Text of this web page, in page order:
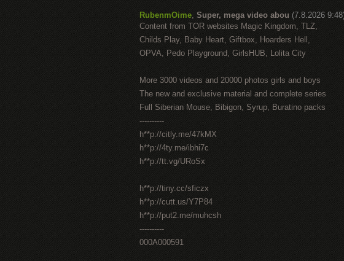
RubenmOime, Super, mega video abou (7.8.2026
Content from TOR websites Magic Kingdom, TLZ,
Childs Play, Baby Heart, Giftbox, Hoarders Hell,
OPVA, Pedo Playground, GirlsHUB, Lolita City
More 3000 videos and 20000 photos girls and boys
The new and exclusive material and complete series
Full Siberian Mouse, Bibigon, Syrup, Buratino packs
----------
h**p://citly.me/47kMX
h**p://4ty.me/ibhi7c
h**p://tt.vg/URoSx
h**p://tiny.cc/sficzx
h**p://cutt.us/Y7P84
h**p://put2.me/muhcsh
----------
000A000591